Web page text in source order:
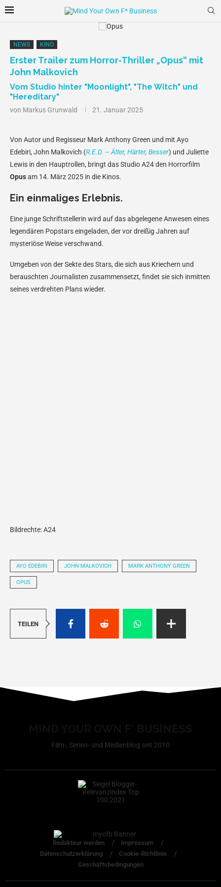
NEWS KINO
Erster Trailer zum Horror-Thriller „Opus“ mit
John Malkovich
Vom Studio hinter "Moonlight", "The Witch" und
"Hereditary"
von Markus Grunwald 21. Januar 2025
Von Autor und Regisseur Mark Anthony Green und mit Ayo
Edebiri, John Malkovich (R.E.D. – Älter, Härter, Besser) und Juliette
Lewis in den Hauptrollen, bringt das Studio A24 den Horrorfilm
Opusam 14. März 2025 in die Kinos.
Ein einmaliges Erlebnis.
Eine junge Schriftstellerin wird auf das abgelegene Anwesen eines
legendären Popstars eingeladen, der vor dreißig Jahren auf
mysteriöse Weise verschwand.
Umgeben von der Sekte des Stars, die sich aus Kriechern und
berauschten Journalisten zusammensetzt, findet sie sich inmitten
seines verdrehten Plans wieder.
Bildrechte: A24
AYO EDEBIRI JOHN MALKOVICH MARK ANTHONY GREEN
OPUS
TEILEN
Film-, Serien- und Medienblog seit 2010
Redakteur werden
Impressum
Datenschutzerklärung
Cookie-Richtlinie
Geschäftsbedingungen